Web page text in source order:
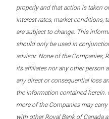
properly and that action is taken
Interest rates, market conditions,
are subject to change. This
should only be used in
advisor. None of the Companies,
its affiliates nor any other person
any direct or consequential loss
the information contained herein.
more of the Companies may
with other Royal Bank of Canada